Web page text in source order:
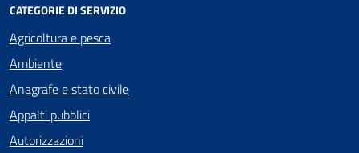
CATEGORIE DI SERVIZIO
Agricoltura e pesca
Ambiente
Anagrafe e stato civile
Appalti pubblici
Autorizzazioni